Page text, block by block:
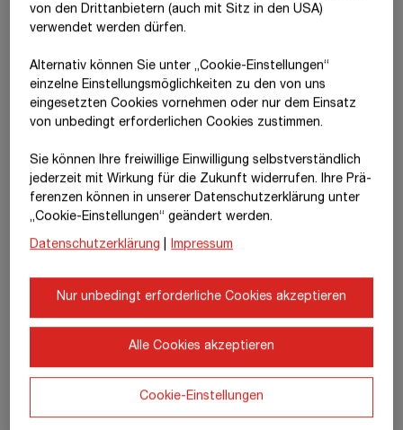
Halbjahresbericht 2026
Veröffentlichung7:00 UhrMESZ
Investoren- und Analystentelefonkonferenz 10:00 Uhr
Jänner–September 2026
Do, 12.11.2026
Veröffentlichung 7:00 Uhr MEZ
können sich unterjährig noch ändern. Alle Uhrzeiten
Den aktuellen Finanzkalender finden Sie auf der
STRABAG SE.
von den Drittanbietern (auch mit Sitz in den USA)
verwendet werden dürfen.
Alternativ können Sie unter „Cookie-Einstellungen“
einzelne Einstellungsmöglichkeiten zu den von uns
eingesetzten Cookies vornehmen oder nur dem Einsatz
von unbedingt erforderlichen Cookies zustimmen.
Sie können Ihre freiwillige Einwilligung selbstverständlich
jederzeit mit Wirkung für die Zukunft widerrufen. Ihre Prä­
fe­renzen können in unserer Datenschutzerklärung unter
„Cookie-Einstellungen“ geändert werden.
Datenschutzerklärung Impressum
Nur unbedingt erforderliche Cookies akzeptieren
Alle Cookies akzeptieren
Cookie-Einstellungen